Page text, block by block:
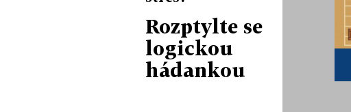
Rozptylte se
logickou
hádankou